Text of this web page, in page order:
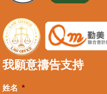
我願意禱告支持
姓名 *